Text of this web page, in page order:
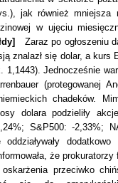
jak również mniejsza
w ujęciu
Zaraz po ogłoszeniu
znalazł się dolar, a kurs
1,1443). Jednocześnie
(protegowanej
chadeków.
dolara podzieliły
S&P500: -2,33%;
oddziaływały
że prokuratorzy
przeciwko